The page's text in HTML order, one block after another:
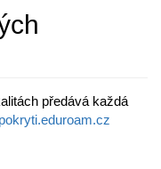
předává každá
pokryti.eduroam.cz